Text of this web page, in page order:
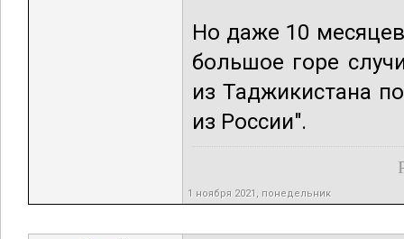
Но даже 10
большое горе
из Таджикистана
из России".
1 ноября 2021, понедельник